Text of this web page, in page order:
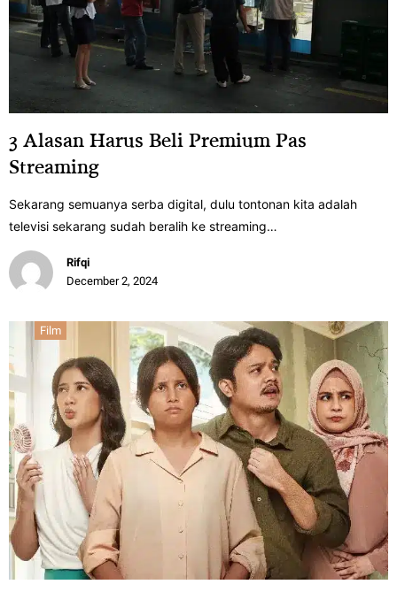
3 Alasan Harus Beli Premium Pas
Streaming
Sekarang semuanya serba digital, dulu tontonan kita adalah
televisi sekarang sudah beralih ke streaming…
Rifqi
December 2, 2024
Film